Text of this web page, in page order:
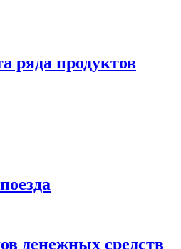
ряда продуктов
денежных средств